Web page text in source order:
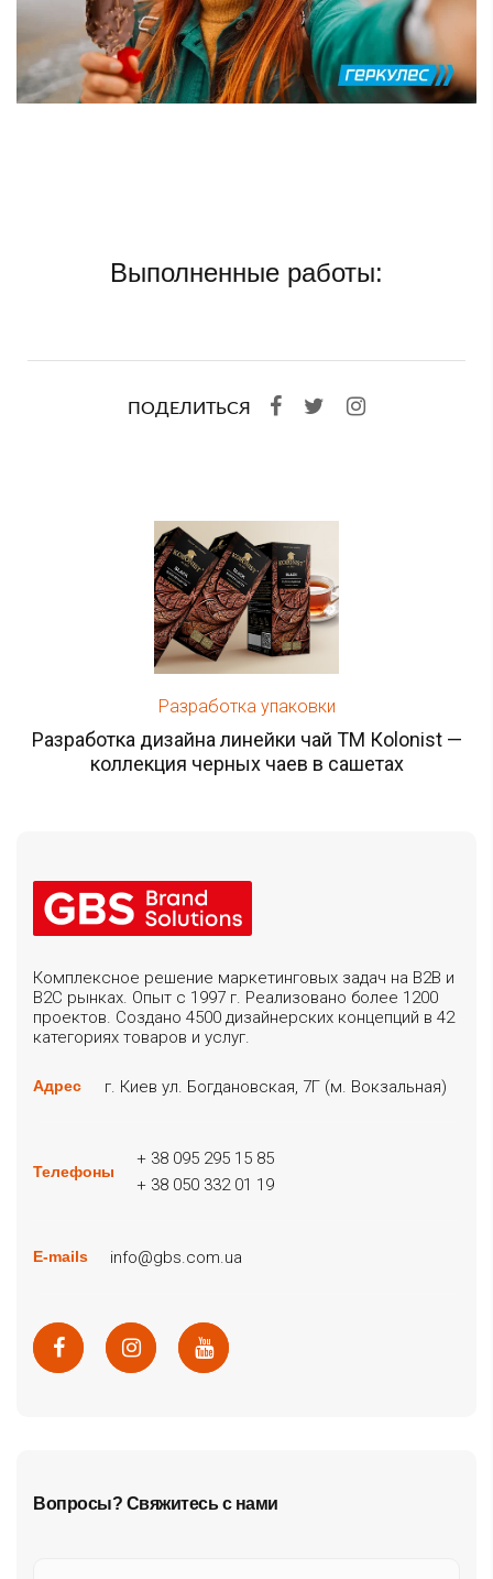
Выполненные работы:
ПОДЕЛИТЬСЯ
Разработка упаковки
Разработка дизайна линейки чай ТМ Кolonist —
коллекция черных чаев в сашетах
Комплексное решение маркетинговых задач на B2B и
B2C рынках. Опыт с 1997 г. Реализовано более 1200
проектов. Создано 4500 дизайнерских концепций в 42
категориях товаров и услуг.
Адрес г. Киев ул. Богдановская, 7Г (м. Вокзальная)
Телефоны
+ 38 095 295 15 85
+ 38 050 332 01 19
E-mails info@gbs.com.ua
Вопросы? Свяжитесь с нами